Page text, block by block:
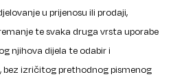
u prijenosu ili prodaji,
te svaka druga vrsta uporabe
njihova dijela te odabir i
bez izričitog prethodnog pismenog